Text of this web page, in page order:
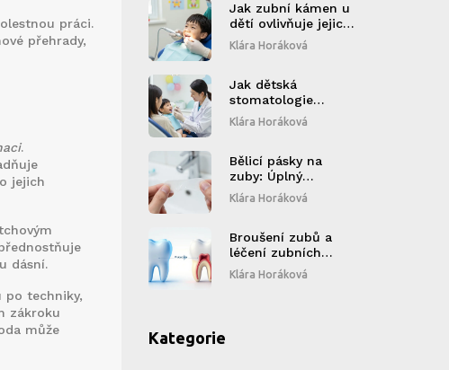
práci.
přehrady,
.
jejich
dásní.
po techniky,
zákroku
může
Jak zubní kámen u
dětí ovlivňuje jejich
zdraví: rizika,
příznaky a co s tím
Klára Horáková
Jak dětská
stomatologie
napomáhá k
zdravému vývoji
Klára Horáková
Bělicí pásky na
zuby: Úplný
průvodce typy,
účinností a
používáním
Klára Horáková
Broušení zubů a
léčení zubních
chorob: Mýtus,
realita a rizika
Klára Horáková
Kategorie